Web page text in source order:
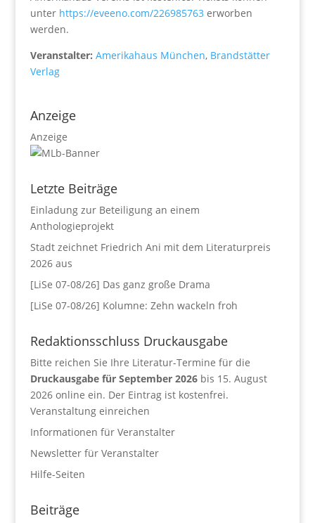
unter https://eveeno.com/226985763erworben
werden.
Veranstalter: Amerikahaus München,Brandstätter
Verlag
Anzeige
Anzeige
Letzte Beiträge
Einladung zur Beteiligung an einem
Anthologieprojekt
Stadt zeichnet Friedrich Ani mit dem Literaturpreis
2026 aus
[LiSe 07-08/26] Das ganz große Drama
[LiSe 07-08/26] Kolumne: Zehn wackeln froh
Redaktionsschluss Druckausgabe
Bitte reichen Sie Ihre Literatur-Termine für die
Druckausgabe für September 2026bis 15. August
2026 online ein. Der Eintrag ist kostenfrei.
Veranstaltung einreichen
Informationen für Veranstalter
Newsletter für Veranstalter
Hilfe-Seiten
Beiträge